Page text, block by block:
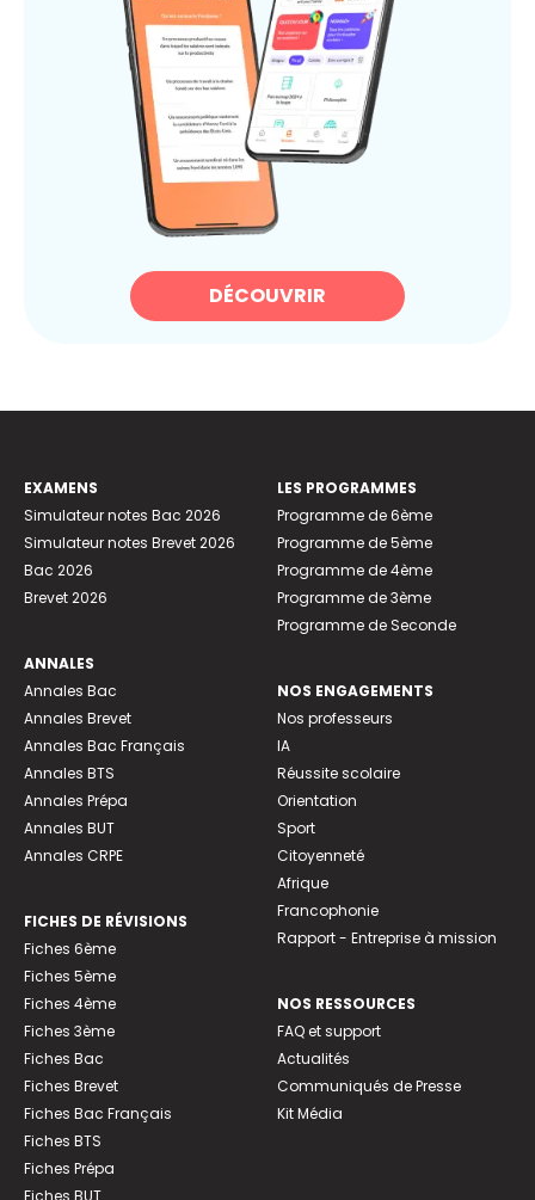
DÉCOUVRIR
EXAMENS
Simulateur notes Bac 2026
Simulateur notes Brevet 2026
Bac 2026
Brevet 2026
ANNALES
Annales Bac
Annales Brevet
Annales Bac Français
Annales BTS
Annales Prépa
Annales BUT
Annales CRPE
FICHES DE RÉVISIONS
Fiches 6ème
Fiches 5ème
Fiches 4ème
Fiches 3ème
Fiches Bac
Fiches Brevet
Fiches Bac Français
Fiches BTS
Fiches Prépa
Fiches BUT
LES PROGRAMMES
Programme de 6ème
Programme de 5ème
Programme de 4ème
Programme de 3ème
Programme de Seconde
NOS ENGAGEMENTS
Nos professeurs
IA
Réussite scolaire
Orientation
Sport
Citoyenneté
Afrique
Francophonie
Rapport - Entreprise à mission
NOS RESSOURCES
FAQ et support
Actualités
Communiqués de Presse
Kit Média